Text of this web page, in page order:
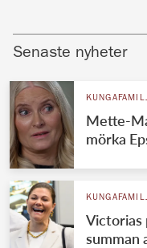
Senaste nyheter
Mette-
mörka
Victorias
summan